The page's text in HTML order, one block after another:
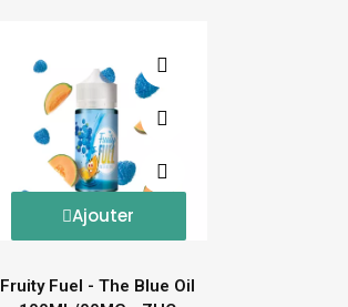
Ajouter
Fruity Fuel - The Blue Oil